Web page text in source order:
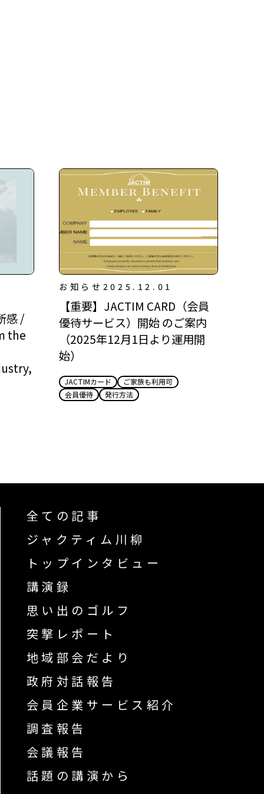
感 /
the
お知らせ 2025.12.01
【重要】JACTIM CARD（会員
優待サービス）開始 のご案内
（2025年12月1日より運用開
始）
JACTIMカード
ご家族も利用可
会員優待
発行方法
全ての記事
ジャクティム川柳
トップインタビュー
講演録
思い出のゴルフ
突撃レポート
地域部会だより
政府対話報告
会員企業サービス紹介
調査報告
会議報告
話題の講演から